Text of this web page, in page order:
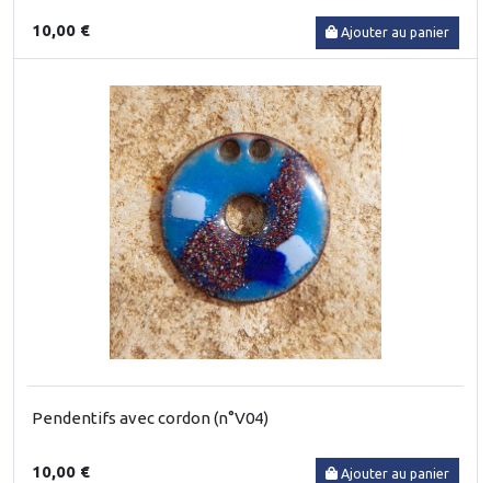
10,00 € Ajouter au panier
Pendentifs avec cordon (n°V04)
10,00 € Ajouter au panier